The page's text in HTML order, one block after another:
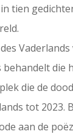
tien
behandelt die
die de
tot 2023.
aan de